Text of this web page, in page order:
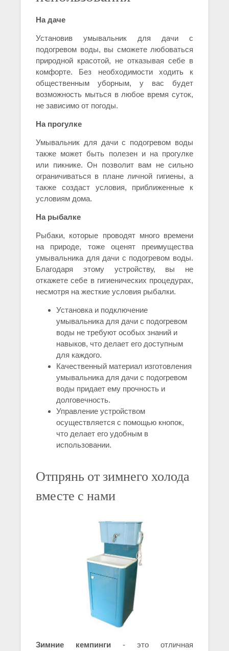
На даче
Установив умывальник для дачи с
подогревом воды, вы сможете любоваться
природной красотой, не отказывая себе в
комфорте. Без необходимости ходить к
общественным уборным, у вас будет
возможность мыться в любое время суток,
не зависимо от погоды.
На прогулке
Умывальник для дачи с подогревом воды
также может быть полезен и на прогулке
или пикнике. Он позволит вам не сильно
ограничиваться в плане личной гигиены, а
также создаст условия, приближенные к
условиям дома.
На рыбалке
Рыбаки, которые проводят много времени
на природе, тоже оценят преимущества
умывальника для дачи с подогревом воды.
Благодаря этому устройству, вы не
откажете себе в гигиенических процедурах,
несмотря на жесткие условия рыбалки.
Установка и подключение
умывальника для дачи с подогревом
воды не требуют особых знаний и
навыков, что делает его доступным
для каждого.
Качественный материал изготовления
умывальника для дачи с подогревом
воды придает ему прочность и
долговечность.
Управление устройством
осуществляется с помощью кнопок,
что делает его удобным в
использовании.
Отпрянь от зимнего холода
вместе с нами
Зимние кемпинги - это отличная